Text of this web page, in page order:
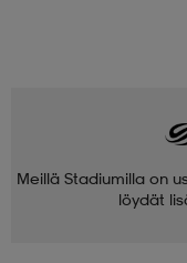
Meillä Stadiumilla on
löydät